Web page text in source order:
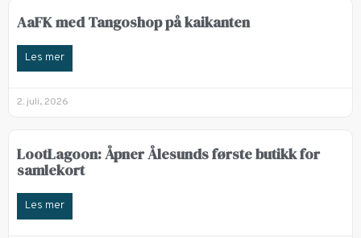
AaFK med Tangoshop på kaikanten
Les mer
2. juli, 2026
LootLagoon: Åpner Ålesunds første butikk for
samlekort
Les mer